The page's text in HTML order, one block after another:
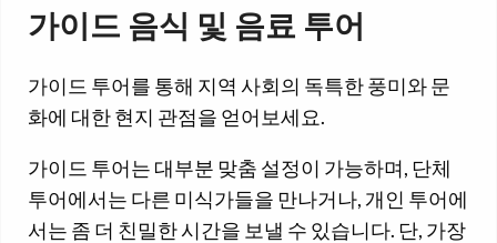
가이드 음식 및 음료 투어
가이드 투어를 통해 지역 사회의 독특한 풍미와 문
화에 대한 현지 관점을 얻어보세요.
가이드 투어는 대부분 맞춤 설정이 가능하며, 단체
투어에서는 다른 미식가들을 만나거나, 개인 투어에
서는 좀 더 친밀한 시간을 보낼 수 있습니다. 단, 가장